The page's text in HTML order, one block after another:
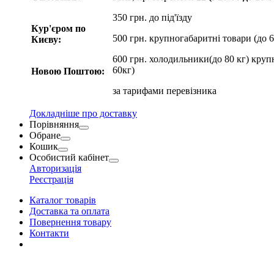
Кур'єром по
Києву:
Новою Поштою:
350 грн. до під'їзду
500 грн. крупногабаритні товари (до
600 грн. холодильники(до 80 кг)
60кг)
за тарифами перевізника
Докладніше про доставку
Порівняння
Обране
Кошик
Особистий кабінет
Авторизація
Реєстрація
Каталог товарів
Доставка та оплата
Повернення товару
Контакти